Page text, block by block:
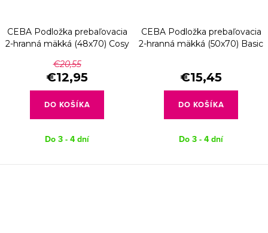
CEBA Podložka prebaľovacia
2-hranná mäkká (48x70) Cosy
€20,55
€12,95
DO KOŠÍKA
Do 3 - 4 dní
CEBA Podložka prebaľovacia
2-hranná mäkká (50x70) Basic
€15,45
DO KOŠÍKA
Do 3 - 4 dní